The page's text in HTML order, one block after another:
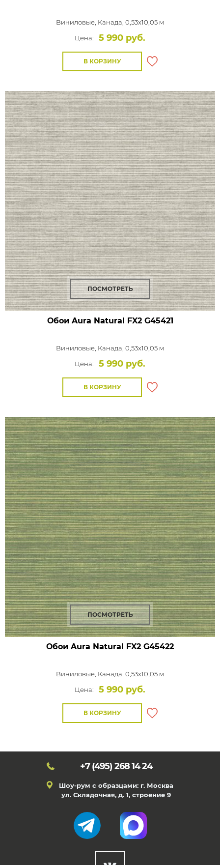
Виниловые, Канада, 0,53x10,05 м
Цена:
5 990 руб.
В КОРЗИНУ
ПОСМОТРЕТЬ
Обои Aura Natural FX2G45421
Виниловые, Канада, 0,53x10,05 м
Цена:
5 990 руб.
В КОРЗИНУ
ПОСМОТРЕТЬ
Обои Aura Natural FX2 G45422
Виниловые, Канада, 0,53x10,05 м
Цена:
5 990 руб.
В КОРЗИНУ
+7 (495) 268 14 24
Шоу-рум с образцами: г. Москва
ул. Складочная, д. 1, строение 9